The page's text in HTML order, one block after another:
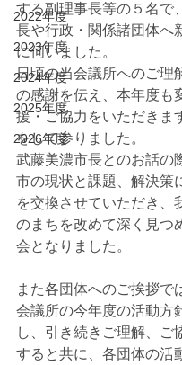
2022年度
2023年度
2024年度
2025年度
2026年度
する副理事長等の５名で
長や行政・関係諸団体へ
に伺いました。
日頃の当会議所へのご理
の感謝を伝え、本年度も
援・ご協力をいただきま
をして参りました。
武藤美濃市長とのお話の
市の現状と課題、解決策
を交換させていただき、
のまちを改めて深く見つ
会となりました。
また各団体へのご挨拶で
会議所の今年度の活動方
し、引き続きご理解、ご
すると共に、各団体の活